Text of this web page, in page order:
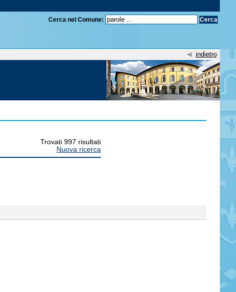
Cerca nel Comune:
indietro
Trovati 997 risultati
Nuova ricerca